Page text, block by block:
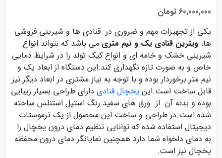
60,000,000 تومان
یکی از تجهیزات مهم و ضروری در قنادی ها و شیرینی فروشی
ها، ویترین قنادی یک و نیم متری می باشد که بتواند انواع
شیرینی خشک و خامه ای و انواع کیک تولد را در شرایط دمایی
خاص و به صورت تازه نگهداری کند.این دستگاه از ابعاد یک و
نیم متر برخوردار بوده و با توجه به نیاز مشتری در ابعاد دیگر نیز
قابل ساخت است.این یخچال قنادی دارای طراحی بسیار زیبایی
بوده و بدنه آن از ورق های سفید رنگ استیل استنلس ساخته
شده است.در طراحی و ساخت این محصول از یک ترموستات
دیجیتال استفاده شده که توانایی تنظیم دمای درون یخچال را
به دمای دلخواه شما دارد همچنین نمایانگر دمای درون محفظه
یخچال نیز است.